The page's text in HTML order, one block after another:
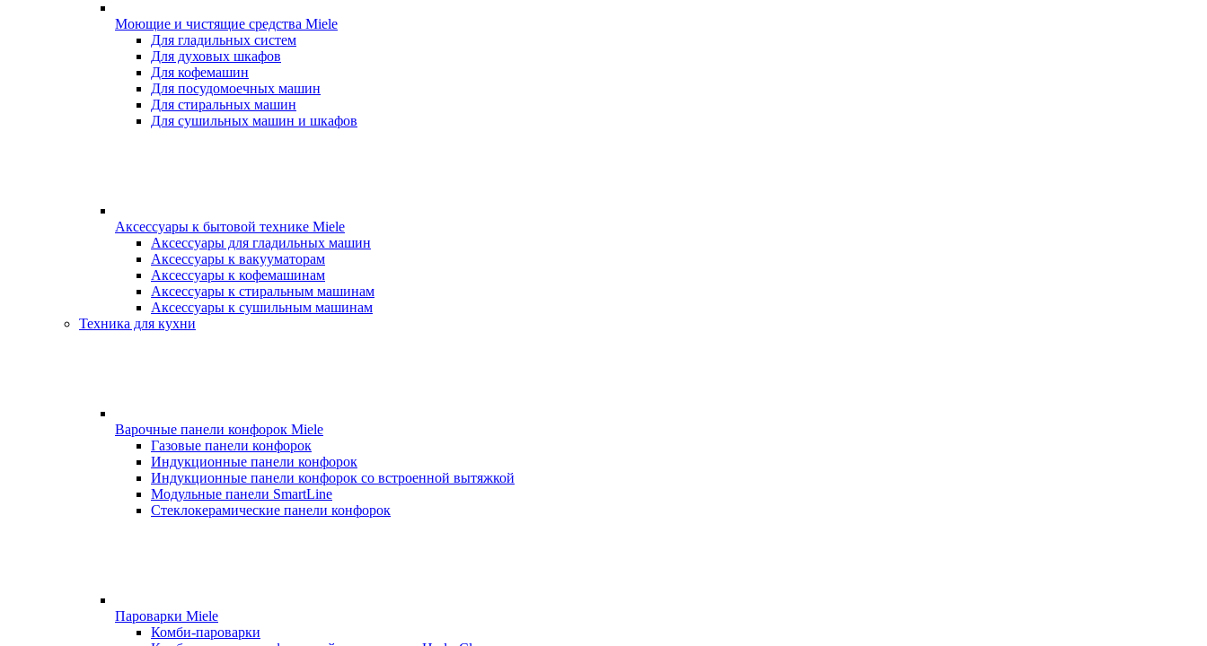
Моющие и чистящие средства Miele
Для гладильных систем
Для духовых шкафов
Для кофемашин
Для посудомоечных машин
Для стиральных машин
Для сушильных машин и шкафов
Аксессуары к бытовой технике Miele
Аксессуары для гладильных машин
Аксессуары к вакууматорам
Аксессуары к кофемашинам
Аксессуары к стиральным машинам
Аксессуары к сушильным машинам
Техника для кухни
Варочные панели конфорок Miele
Газовые панели конфорок
Индукционные панели конфорок
Индукционные панели конфорок со встроенной вытяжкой
Модульные панели SmartLine
Стеклокерамические панели конфорок
Пароварки Miele
Комби-пароварки